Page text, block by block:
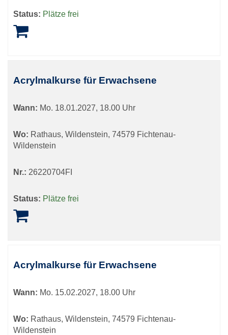
Status: Plätze frei
Acrylmalkurse für Erwachsene
Wann: Mo. 18.01.2027, 18.00 Uhr
Wo: Rathaus, Wildenstein, 74579 Fichtenau-
Wildenstein
Nr.: 26220704FI
Status: Plätze frei
Acrylmalkurse für Erwachsene
Wann: Mo. 15.02.2027, 18.00 Uhr
Wo: Rathaus, Wildenstein, 74579 Fichtenau-
Wildenstein